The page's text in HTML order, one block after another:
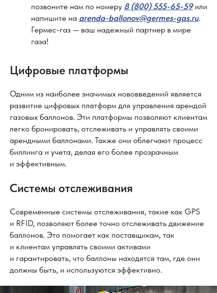
позвоните нам по номеру 8 (800) 555-65-59или
напишите на arenda-ballonov@germes-gas.ru.
Гермес-газ — ваш надежный партнер в мире
газа!
Цифровые платформы
Одним из наиболее значимых нововведений является
развитие цифровых платформ для управления арендой
газовых баллонов. Эти платформы позволяют клиентам
легко бронировать, отслеживать и управлять своими
арендными баллонами. Также они облегчают процесс
биллинга и учета, делая его более прозрачным
и эффективным.
Системы отслеживания
Современные системы отслеживания, такие как GPS
и RFID, позволяют более точно отслеживать движение
баллонов. Это помогает как поставщикам, так
и клиентам управлять своими активами
и гарантировать, что баллоны находятся там, где они
должны быть, и используются эффективно.